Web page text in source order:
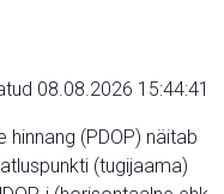
08.08.2026 15:44:41
(PDOP) näitab
(tugijaama)